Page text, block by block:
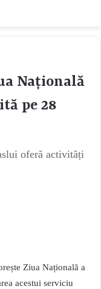
Națională
pe 28
oferă activități
Ziua Națională a
acestui serviciu